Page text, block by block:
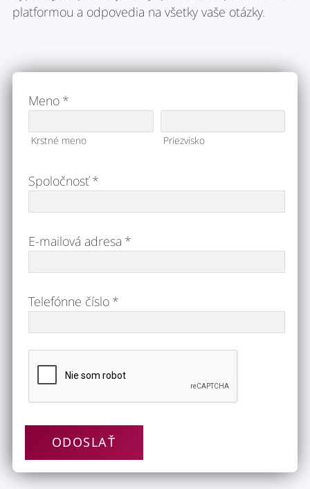
platformou a odpovedia na všetky vaše otázky.
Meno *
Krstné meno Priezvisko
Spoločnosť *
E-mailová adresa *
Telefónne číslo *